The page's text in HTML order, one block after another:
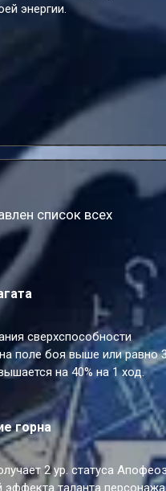
энергии.
список всех
сверхспособности
поле боя выше или равно
на 40% на 1 ход.
горна
2 ур. статуса
эффекта таланта персонажа